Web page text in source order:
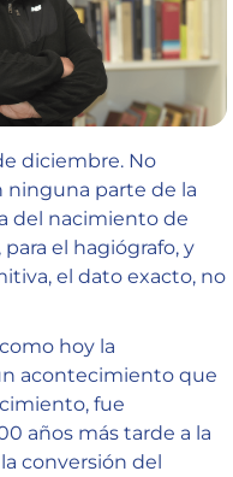
diciembre. No
ninguna parte de la
del nacimiento de
el hagiógrafo, y
el dato exacto, no
hoy la
acontecimiento que
fue
años más tarde a la
conversión del